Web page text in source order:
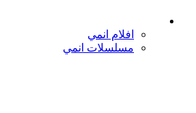
افلام انمي
مسلسلات انمي